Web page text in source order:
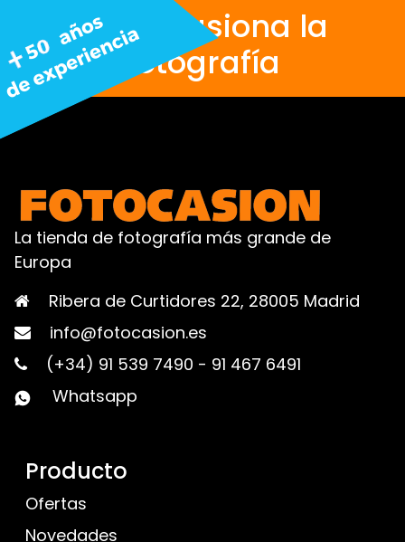
Nos apasiona la
fotografía
La tienda de fotografía más grande de
Europa
Ribera de Curtidores 22, 28005 Madrid
info@fotocasion.es
(+34) 91 539 7490 - 91 467 6491
Whatsapp
Producto
Ofertas
Novedades